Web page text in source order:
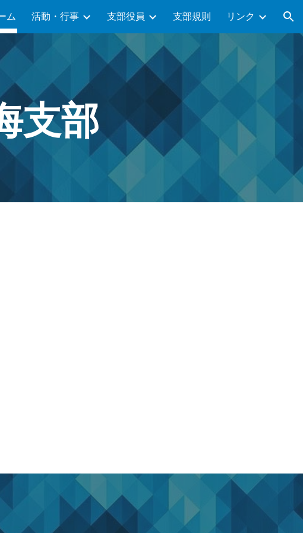
navigation
ム 活動・行事 支部役員 支部規則 リンク
支部